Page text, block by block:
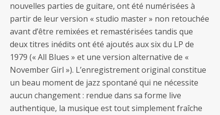
nouvelles parties de guitare, ont été numérisées à
partir de leur version « studio master » non retouchée
avant d’être remixées et remastérisées tandis que
deux titres inédits ont été ajoutés aux six du LP de
1979 (« All Blues » et une version alternative de «
November Girl »). L’enregistrement original constitue
un beau moment de jazz spontané qui ne nécessite
aucun changement : rendue dans sa forme live
authentique, la musique est tout simplement fraîche